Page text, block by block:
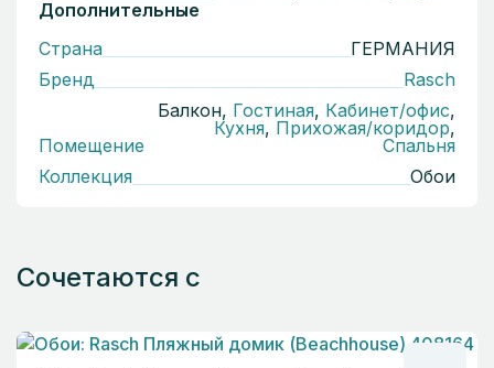
Дополнительные
Страна
ГЕРМАНИЯ
Бренд
Rasch
Помещение
Балкон, Гостиная, Кабинет/офис,
Кухня, Прихожая/коридор,
Спальня
Коллекция
Обои
Сочетаются с